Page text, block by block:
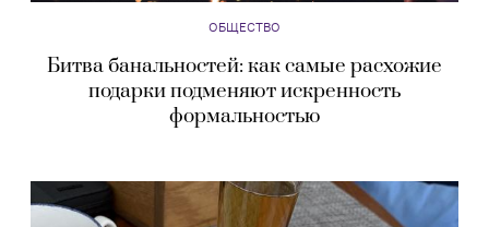
ОБЩЕСТВО
Битва банальностей: как самые расхожие
подарки подменяют искренность
формальностью